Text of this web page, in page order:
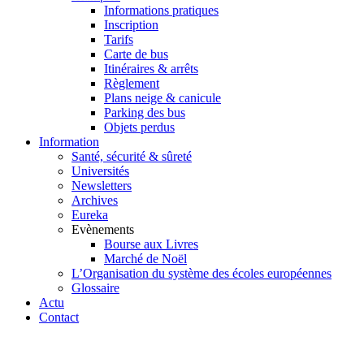
Informations pratiques
Inscription
Tarifs
Carte de bus
Itinéraires & arrêts
Règlement
Plans neige & canicule
Parking des bus
Objets perdus
Information
Santé, sécurité & sûreté
Universités
Newsletters
Archives
Eureka
Evènements
Bourse aux Livres
Marché de Noël
L’Organisation du système des écoles européennes
Glossaire
Actu
Contact